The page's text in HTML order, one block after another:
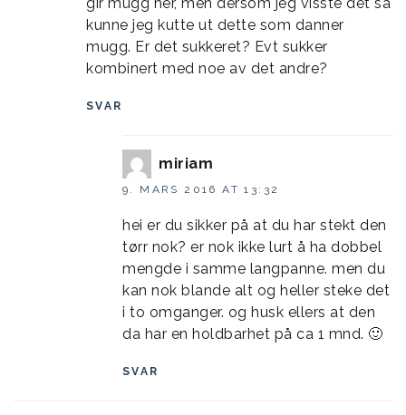
kunne jeg kutte ut dette som danner
mugg. Er det sukkeret? Evt sukker
kombinert med noe av det andre?
SVAR
miriam
9. MARS 2016 AT 13:32
hei er du sikker på at du har stekt den
tørr nok? er nok ikke lurt å ha dobbel
mengde i samme langpanne. men du
kan nok blande alt og heller steke det
i to omganger. og husk ellers at den
da har en holdbarhet på ca 1 mnd. 🙂
SVAR